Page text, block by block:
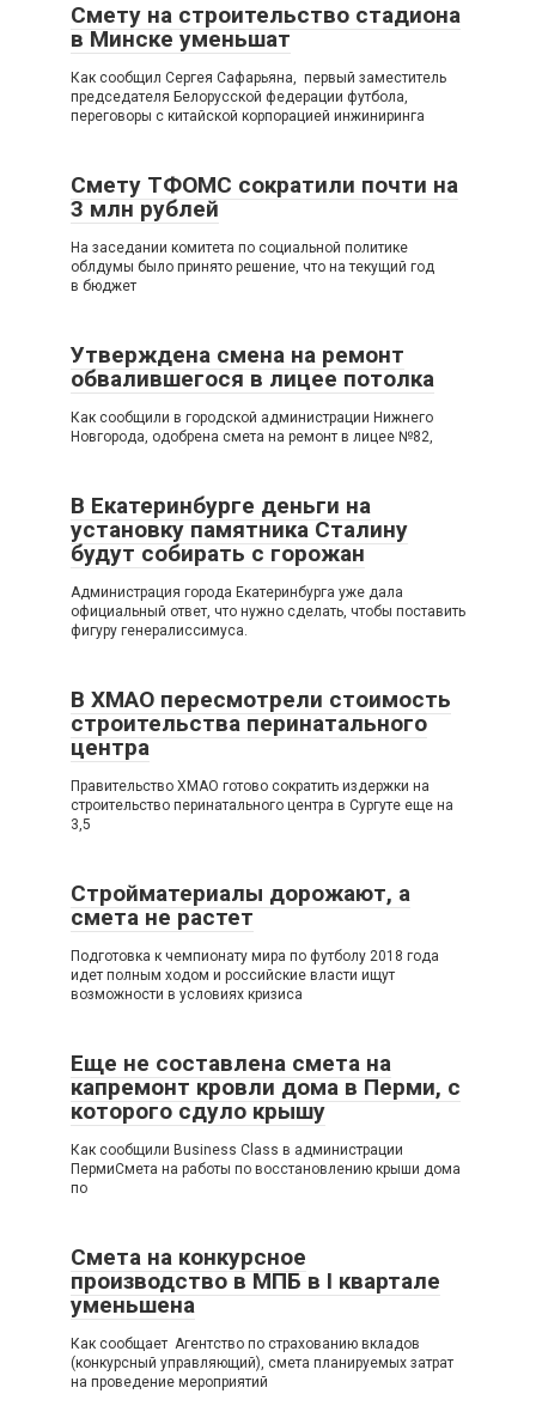
Смету на строительство стадиона
в Минске уменьшат
Как сообщил Сергея Сафарьяна, первый заместитель
председателя Белорусской федерации футбола,
переговоры с китайской корпорацией инжиниринга
Смету ТФОМС сократили почти на
3 млн рублей
На заседании комитета по социальной политике
облдумы было принято решение, что на текущий год
в бюджет
Утверждена смена на ремонт
обвалившегося в лицее потолка
Как сообщили в городской администрации Нижнего
Новгорода, одобрена смета на ремонт в лицее №82,
В Екатеринбурге деньги на
установку памятника Сталину
будут собирать с горожан
Администрация города Екатеринбурга уже дала
официальный ответ, что нужно сделать, чтобы поставить
фигуру генералиссимуса.
В ХМАО пересмотрели стоимость
строительства перинатального
центра
Правительство ХМАО готово сократить издержки на
строительство перинатального центра в Сургуте еще на
3,5
Стройматериалы дорожают, а
смета не растет
Подготовка к чемпионату мира по футболу 2018 года
идет полным ходом и российские власти ищут
возможности в условиях кризиса
Еще не составлена смета на
капремонт кровли дома в Перми, с
которого сдуло крышу
Как сообщили Business Class в администрации
ПермиСмета на работы по восстановлению крыши дома
по
Смета на конкурсное
производство в МПБ в I квартале
уменьшена
Как сообщает Агентство по страхованию вкладов
(конкурсный управляющий), смета планируемых затрат
на проведение мероприятий